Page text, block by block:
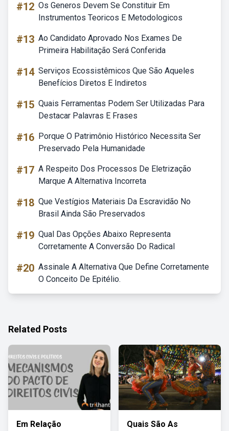
#12 Os Generos Devem Se Constituir Em
Instrumentos Teoricos E Metodologicos
#13 Ao Candidato Aprovado Nos Exames De
Primeira Habilitação Será Conferida
#14 Serviços Ecossistêmicos Que São Aqueles
Benefícios Diretos E Indiretos
#15 Quais Ferramentas Podem Ser Utilizadas Para
Destacar Palavras E Frases
#16 Porque O Patrimônio Histórico Necessita Ser
Preservado Pela Humanidade
#17 A Respeito Dos Processos De Eletrização
Marque A Alternativa Incorreta
#18 Que Vestígios Materiais Da Escravidão No
Brasil Ainda São Preservados
#19 Qual Das Opções Abaixo Representa
Corretamente A Conversão Do Radical
#20 Assinale A Alternativa Que Define Corretamente
O Conceito De Epitélio.
Related Posts
Em Relação
Quais São As